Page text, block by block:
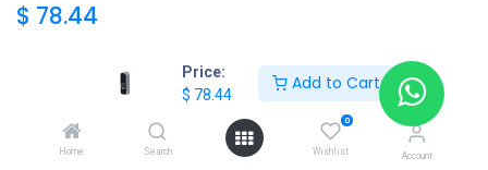
Price:
$ 78.44
Add to Cart
Home Search
0
Wishlist Account
$ 78.44
Add to Cart
Agregar a la lista de deseos